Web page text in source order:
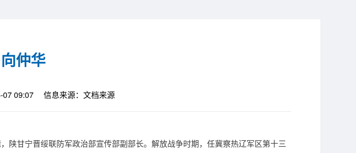
向仲华
07 09:07 信息来源：文档来源
陕甘宁晋绥联防军政治部宣传部副部长。解放战争时期，任冀察热辽军区第十三